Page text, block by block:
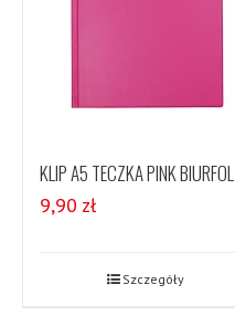
KLIP A5 TECZKA PINK BIURFOL
9,90 zł
Szczegóły